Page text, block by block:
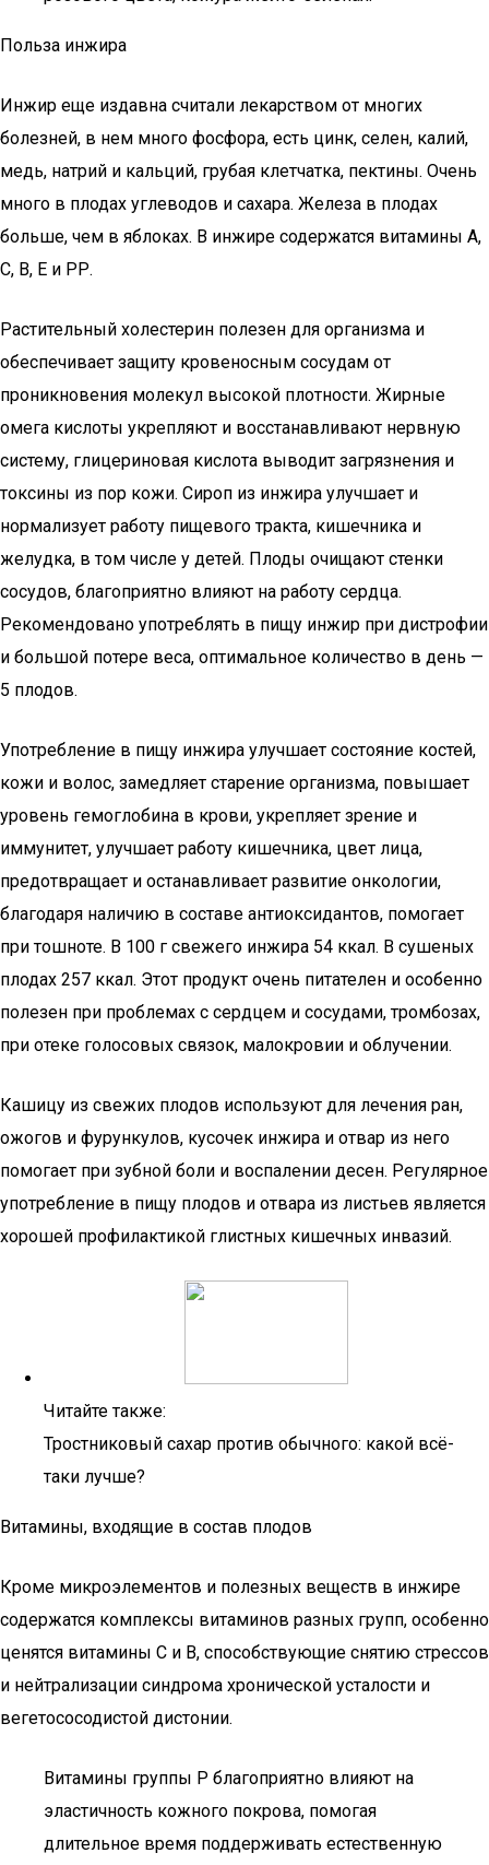
Польза инжира
Инжир еще издавна считали лекарством от многих
болезней, в нем много фосфора, есть цинк, селен, калий,
медь, натрий и кальций, грубая клетчатка, пектины. Очень
много в плодах углеводов и сахара. Железа в плодах
больше, чем в яблоках. В инжире содержатся витамины А,
С, В, Е и РР.
Растительный холестерин полезен для организма и
обеспечивает защиту кровеносным сосудам от
проникновения молекул высокой плотности. Жирные
омега кислоты укрепляют и восстанавливают нервную
систему, глицериновая кислота выводит загрязнения и
токсины из пор кожи. Сироп из инжира улучшает и
нормализует работу пищевого тракта, кишечника и
желудка, в том числе у детей. Плоды очищают стенки
сосудов, благоприятно влияют на работу сердца.
Рекомендовано употреблять в пищу инжир при дистрофии
и большой потере веса, оптимальное количество в день —
5 плодов.
Употребление в пищу инжира улучшает состояние костей,
кожи и волос, замедляет старение организма, повышает
уровень гемоглобина в крови, укрепляет зрение и
иммунитет, улучшает работу кишечника, цвет лица,
предотвращает и останавливает развитие онкологии,
благодаря наличию в составе антиоксидантов, помогает
при тошноте. В 100 г свежего инжира 54 ккал. В сушеных
плодах 257 ккал. Этот продукт очень питателен и особенно
полезен при проблемах с сердцем и сосудами, тромбозах,
при отеке голосовых связок, малокровии и облучении.
Кашицу из свежих плодов используют для лечения ран,
ожогов и фурункулов, кусочек инжира и отвар из него
помогает при зубной боли и воспалении десен. Регулярное
употребление в пищу плодов и отвара из листьев является
хорошей профилактикой глистных кишечных инвазий.
Читайте также:
Тростниковый сахар против обычного: какой всё-
таки лучше?
Витамины, входящие в состав плодов
Кроме микроэлементов и полезных веществ в инжире
содержатся комплексы витаминов разных групп, особенно
ценятся витамины С и В, способствующие снятию стрессов
и нейтрализации синдрома хронической усталости и
вегетососодистой дистонии.
Витамины группы P благоприятно влияют на
эластичность кожного покрова, помогая
длительное время поддерживать естественную